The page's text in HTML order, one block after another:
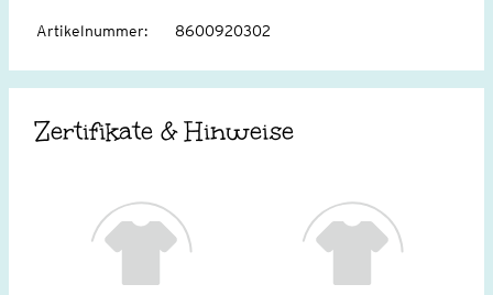
Artikelnummer: 8600920302
Zertifikate & Hinweise